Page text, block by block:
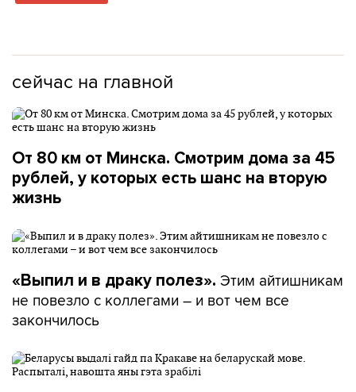
сейчас на главной
От 80 км от Минска. Смотрим дома за 45
рублей, у которых есть шанс на вторую
жизнь
«Выпил и в драку полез». Этим айтишникам
не повезло с коллегами – и вот чем все
закончилось